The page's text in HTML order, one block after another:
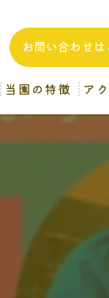
お問い合わせは
当園の特徴
自家製給食
異年齢保育
病後児保育
保育士
ア
堺